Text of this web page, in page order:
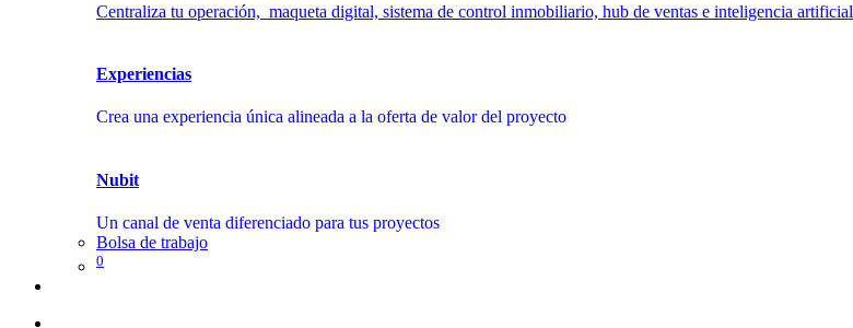
Centraliza tu operación, maqueta digital, sistema de control inmobiliario, hub de ventas e inteligencia artificial
Experiencias
Crea una experiencia única alineada a la oferta de valor del proyecto
Nubit
Un canal de venta diferenciado para tus proyectos
Bolsa de trabajo
0